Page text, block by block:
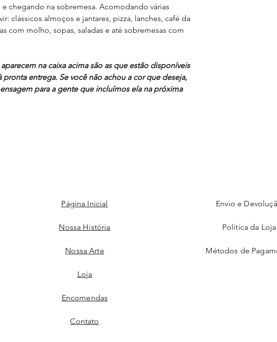
chegando na sobremesa. Acomodando várias
clássicos almoços e jantares, pizza, lanches, café da
com molho, sopas, saladas e até sobremesas com
na caixa acima são as que estão disponíveis
entrega. Se você não achou a cor que deseja,
para a gente que incluímos ela na próxima
Página Inicial
Nossa História
Nossa Arte
Loja
Encomendas
Contato
Envio e
Política da Loja
Métodos de